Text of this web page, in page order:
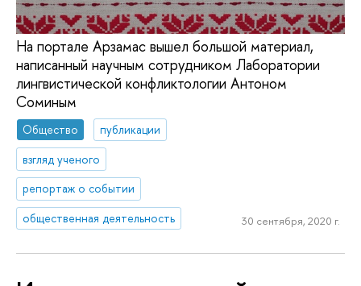
На портале Арзамас вышел большой материал,
написанный научным сотрудником Лаборатории
лингвистической конфликтологии Антоном
Соминым
Общество
публикации
взгляд ученого
репортаж о событии
общественная деятельность
30 сентября, 2020 г.